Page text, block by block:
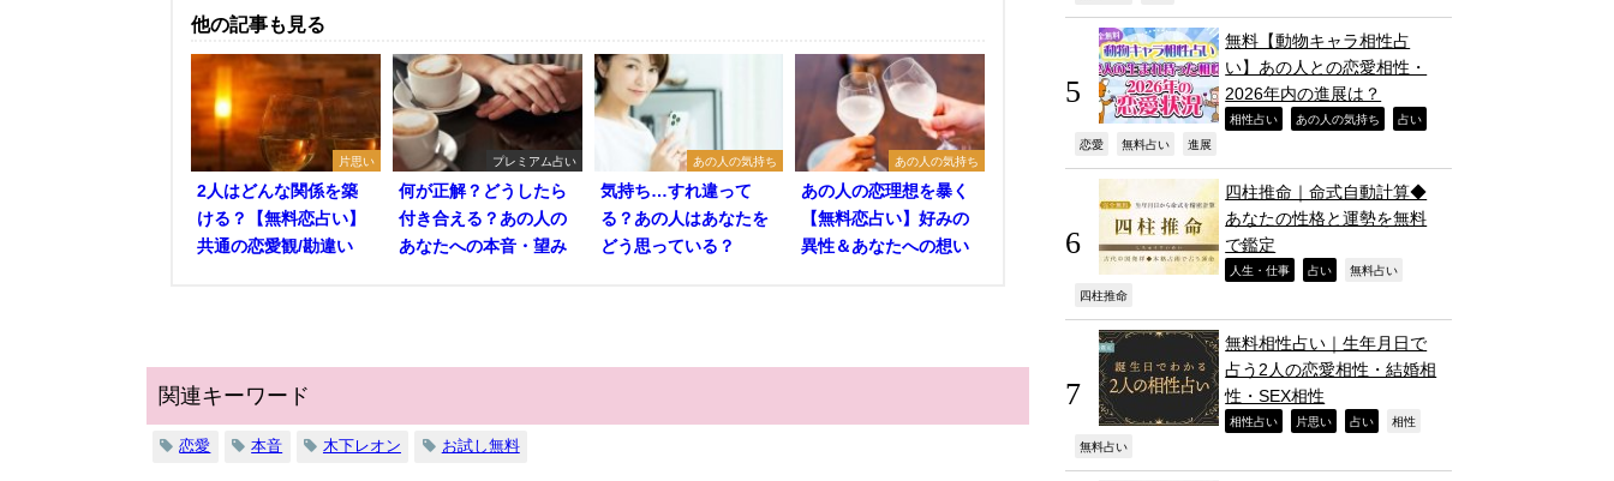
他の記事も見る
片思い
2人はどんな関係を築
ける？【無料恋占い】
共通の恋愛観/勘違い
プレミアム占い
何が正解？どうしたら
付き合える？あの人の
あなたへの本音・望み
あの人の気持ち
気持ち…すれ違って
る？あの人はあなたを
どう思っている？
あの人の気持ち
あの人の恋理想を暴く
【無料恋占い】好みの
異性＆あなたへの想い
関連キーワード
恋愛 本音 木下レオン お試し無料
無料【動物キャラ相性占
い】あの人との恋愛相性・
2026年内の進展は？
相性占い あの人の気持ち 占い
恋愛 無料占い 進展
四柱推命｜命式自動計算◆
あなたの性格と運勢を無料
で鑑定
人生・仕事 占い 無料占い
四柱推命
無料相性占い｜生年月日で
占う2人の恋愛相性・結婚相
性・SEX相性
相性占い 片思い 占い 相性
無料占い